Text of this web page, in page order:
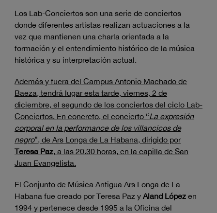
Los Lab-Conciertos son una serie de conciertos
donde diferentes artistas realizan actuaciones a la
vez que mantienen una charla orientada a la
formación y el entendimiento histórico de la música
histórica y su interpretación actual.
Además y fuera del Campus Antonio Machado de
Baeza, tendrá lugar esta tarde, viernes, 2 de
diciembre, el segundo de los conciertos del ciclo Lab-
Conciertos. En concreto, el concierto “La expresión
corporal en la performance de los villancicos de
negro”, de Ars Longa de La Habana, dirigido por
Teresa Paz, a las 20.30 horas, en la capilla de San
Juan Evangelista.
El Conjunto de Música Antigua Ars Longa de La
Habana fue creado por Teresa Paz y Aland López en
1994 y pertenece desde 1995 a la Oficina del